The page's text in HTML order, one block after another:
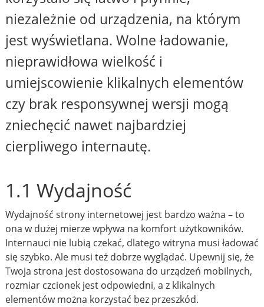
niezależnie od urządzenia, na którym
jest wyświetlana. Wolne ładowanie,
nieprawidłowa wielkość i
umiejscowienie klikalnych elementów
czy brak responsywnej wersji mogą
zniechęcić nawet najbardziej
cierpliwego internautę.
1.1 Wydajność
Wydajność strony internetowej jest bardzo ważna – to
ona w dużej mierze wpływa na komfort użytkowników.
Internauci nie lubią czekać, dlatego witryna musi ładować
się szybko. Ale musi też dobrze wyglądać. Upewnij się, że
Twoja strona jest dostosowana do urządzeń mobilnych,
rozmiar czcionek jest odpowiedni, a z klikalnych
elementów można korzystać bez przeszkód.